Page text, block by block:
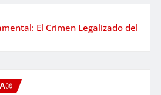
El Crimen Legalizado del